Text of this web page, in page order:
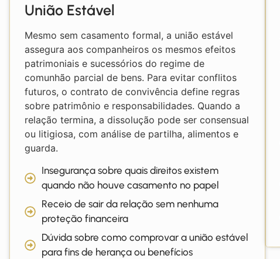
União Estável
Mesmo sem casamento formal, a união estável
assegura aos companheiros os mesmos efeitos
patrimoniais e sucessórios do regime de
comunhão parcial de bens. Para evitar conflitos
futuros, o contrato de convivência define regras
sobre patrimônio e responsabilidades. Quando a
relação termina, a dissolução pode ser consensual
ou litigiosa, com análise de partilha, alimentos e
guarda.
Insegurança sobre quais direitos existem
quando não houve casamento no papel
Receio de sair da relação sem nenhuma
proteção financeira
Dúvida sobre como comprovar a união estável
para fins de herança ou benefícios